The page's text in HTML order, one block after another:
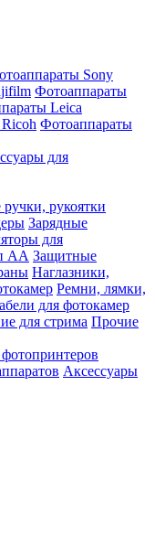
Sony
Фотоаппараты
Leica
Фотоаппараты
для
рукоятки
Зарядные
для
АА Защитные
Наглазники,
Ремни, лямки,
для фотокамер
для стрима Прочие
Аксессуары